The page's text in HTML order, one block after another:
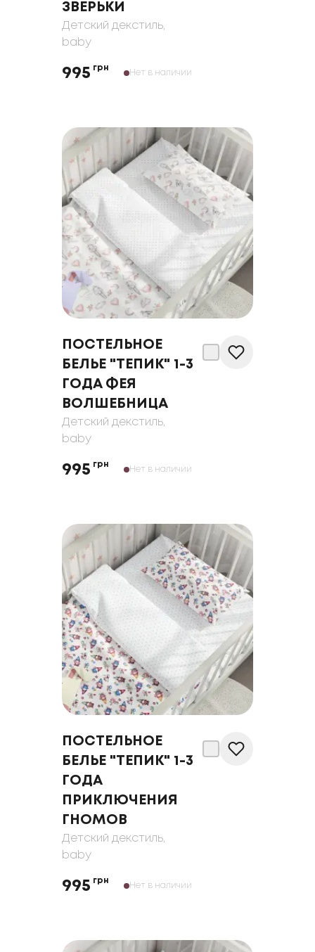
ЗВЕРЬКИ
Детский декстиль,
baby
995 грн
Нет в наличии
ПОСТЕЛЬНОЕ
БЕЛЬЕ "ТЕПИК" 1-3
ГОДА ФЕЯ
ВОЛШЕБНИЦА
Детский декстиль,
baby
995 грн
Нет в наличии
ПОСТЕЛЬНОЕ
БЕЛЬЕ "ТЕПИК" 1-3
ГОДА
ПРИКЛЮЧЕНИЯ
ГНОМОВ
Детский декстиль,
baby
995 грн
Нет в наличии